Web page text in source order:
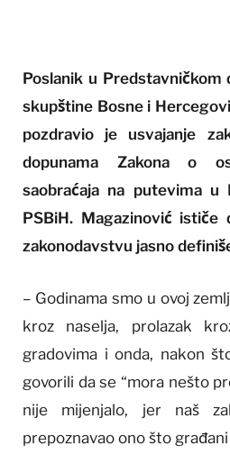
Poslanik u Predstavničkom
skupštine Bosne i
pozdravio je usvajanje
dopunama Zakona o
saobraćaja na putevima u
PSBiH. Magazinović
zakonodavstvu jasno
– Godinama smo u ovoj
kroz naselja, prolazak
gradovima i onda, nakon
govorili da se “mora nešto
nije mijenjalo, jer naš
prepoznavao ono što